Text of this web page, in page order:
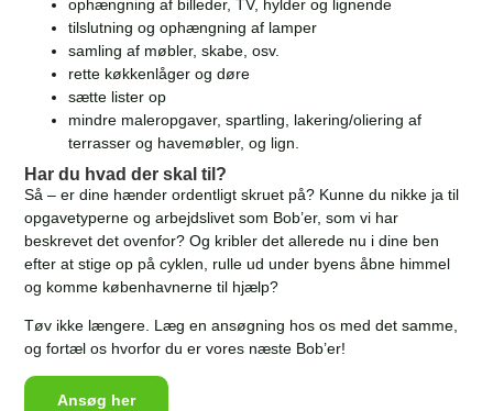
ophængning af billeder, TV, hylder og lignende
tilslutning og ophængning af lamper
samling af møbler, skabe, osv.
rette køkkenlåger og døre
sætte lister op
mindre maleropgaver, spartling, lakering/oliering af
terrasser og havemøbler, og lign.
Har du hvad der skal til?
Så – er dine hænder ordentligt skruet på? Kunne du nikke ja til
opgavetyperne og arbejdslivet som Bob’er, som vi har
beskrevet det ovenfor? Og kribler det allerede nu i dine ben
efter at stige op på cyklen, rulle ud under byens åbne himmel
og komme københavnerne til hjælp?
Tøv ikke længere. Læg en ansøgning hos os med det samme,
og fortæl os hvorfor du er vores næste Bob’er!
Ansøg her